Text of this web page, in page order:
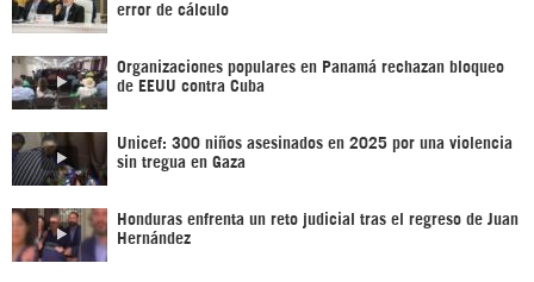
error de cálculo
Organizaciones populares en Panamá rechazan bloqueo
de EEUU contra Cuba
Unicef: 300 niños asesinados en 2025 por una violencia
sin tregua en Gaza
Honduras enfrenta un reto judicial tras el regreso de Juan
Hernández